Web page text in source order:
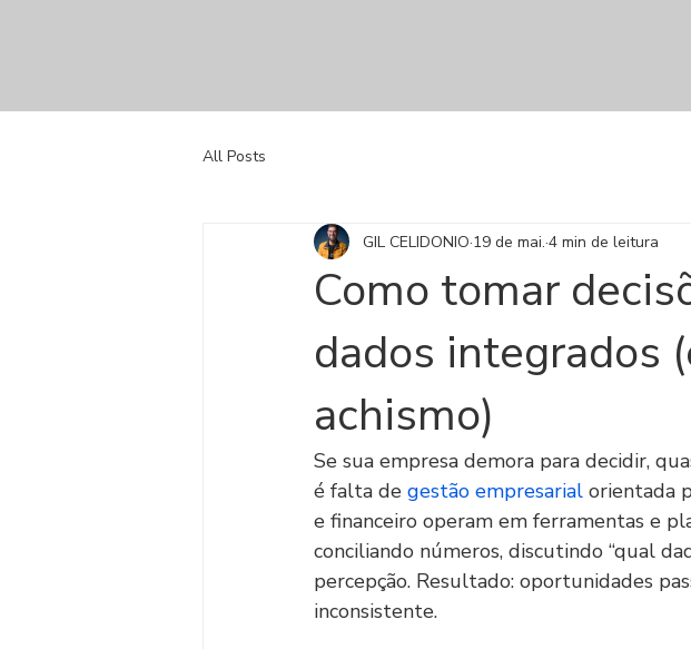
All Posts
Como tomar
dados integrados
achismo)
GIL CELIDONIO 19 de mai. 4 min de leitura
Se sua empresa demora para decidir,
é falta de gestão empresarial orientada
e financeiro operam em ferramentas e
conciliando números, discutindo “qual
percepção. Resultado: oportunidades
inconsistente.